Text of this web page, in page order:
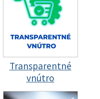
Transparentné
vnútro